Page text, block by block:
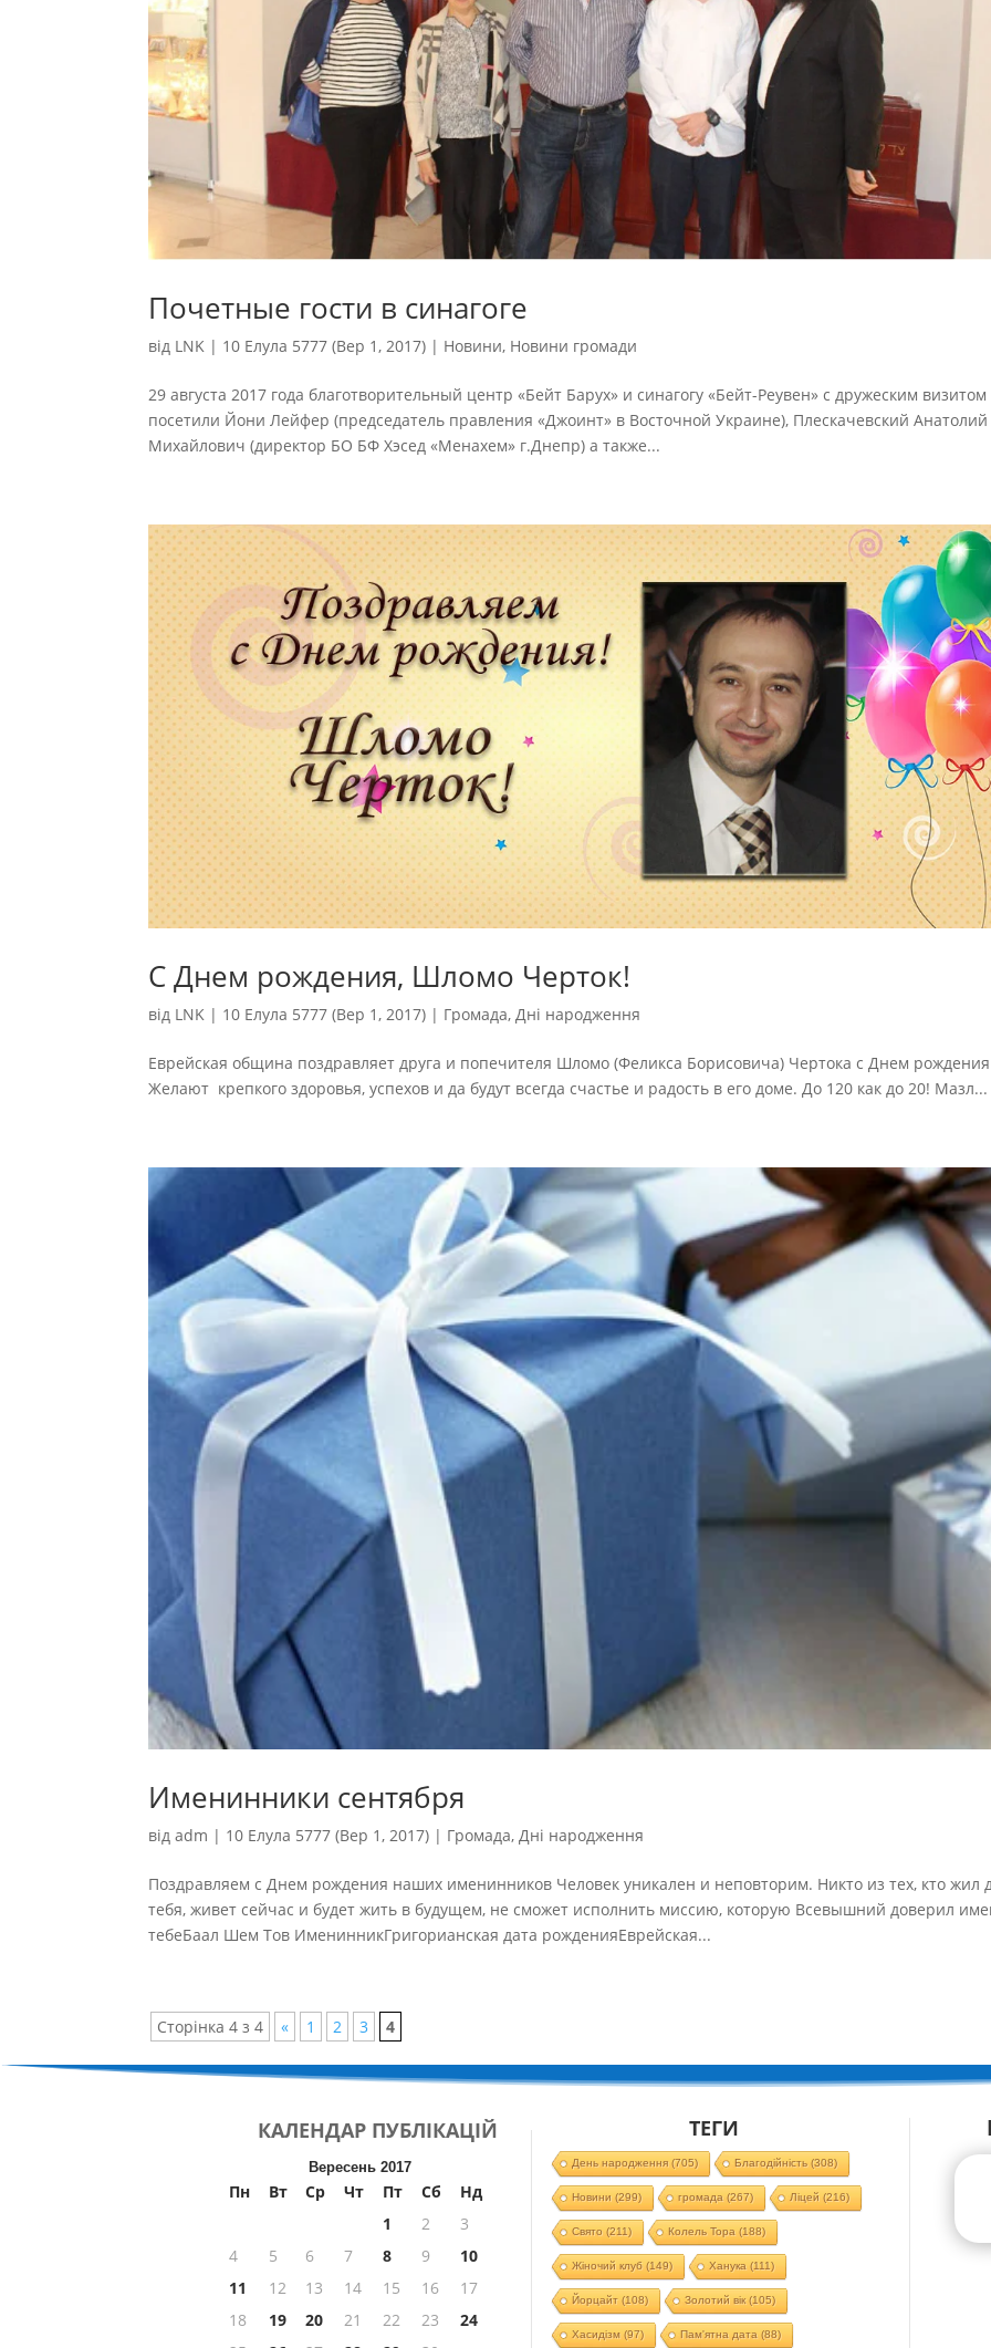
Почетные гости в синагоге
від LNK | 10 Елула 5777 (Вер 1, 2017) | Новини, Новини громади
29 августа 2017 года благотворительный центр «Бейт Барух» и синагогу «Бейт-Реувен» с дружеским визитом
посетили Йони Лейфер (председатель правления «Джоинт» в Восточной Украине), Плескачевский Анатолий
Михайлович (директор БО БФ Хэсед «Менахем» г.Днепр) а также...
С Днем рождения, Шломо Черток!
від LNK | 10 Елула 5777 (Вер 1, 2017) | Громада,Дні народження
Еврейская община поздравляет друга и попечителя Шломо (Феликса Борисовича) Чертока с Днем
Желают крепкого здоровья, успехов и да будут всегда счастье и радость в его доме. До 120 как до 20! Мазл...
Именинники сентября
відadm | 10 Елула 5777 (Вер 1, 2017) | Громада,Дні народження
Поздравляем с Днем рождения наших именинников Человек уникален и неповторим. Никто из тех, кто жил
тебя, живет сейчас и будет жить в будущем, не сможет исполнить миссию, которую Всевышний доверил
тебеБаал Шем Тов ИменинникГригорианская дата рожденияЕврейская...
Сторінка 4 з 4 « 1 2 3 4
КАЛЕНДАР ПУБЛІКАЦІЙ
Вересень 2017
Пн Вт Ср Чт Пт Сб
Нд
1
2
3
4
5 6 7 8 9
10
11
12 13 14 15 16
17
18
19 20 21 22 23
24
ТЕГИ
День народження(705) Благодійність(308)
Новини (299) громада (267) Ліцей (216)
Свято (211) Колель Тора (188)
Жіночий клуб (149) Ханука (111)
Йорцайт (108) Золотий вік(105)
Хасидізм (97) Пам'ятна дата (88)